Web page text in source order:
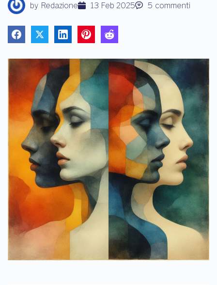
by Redazione 13 Feb 2025 5 commenti